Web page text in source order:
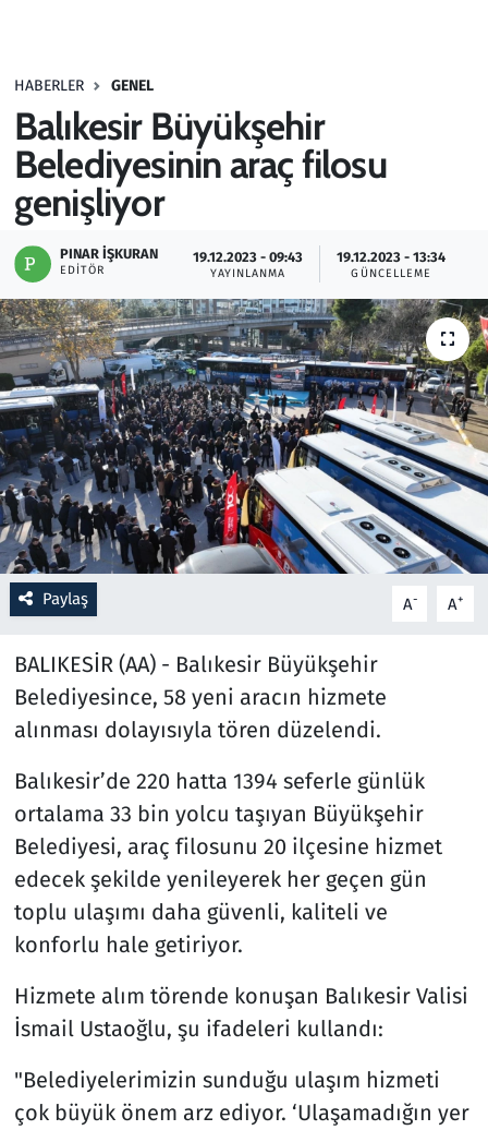
HABERLER GENEL
Balıkesir Büyükşehir
Belediyesinin araç filosu
genişliyor
PINAR İŞKURAN
EDITÖR
19.12.2023 - 09:43
YAYINLANMA
19.12.2023 - 13:34
GÜNCELLEME
Paylaş A- A+
BALIKESİR (AA) - Balıkesir Büyükşehir
Belediyesince, 58 yeni aracın hizmete
alınması dolayısıyla tören düzelendi.
Balıkesir’de 220 hatta 1394 seferle günlük
ortalama 33 bin yolcu taşıyan Büyükşehir
Belediyesi, araç filosunu 20 ilçesine hizmet
edecek şekilde yenileyerek her geçen gün
toplu ulaşımı daha güvenli, kaliteli ve
konforlu hale getiriyor.
Hizmete alım törende konuşan Balıkesir Valisi
İsmail Ustaoğlu, şu ifadeleri kullandı:
"Belediyelerimizin sunduğu ulaşım hizmeti
çok büyük önem arz ediyor. ‘Ulaşamadığın yer
Haber
Kültür Sanat
Kurumsal Haberler
Lezzet Durağı
Memur ve Kamu
Otomobil
Oyun
Ramazan
Resmi İlanlar
Rüya Tabirleri
Sağlık
Savunma Sanayi
Spor
Teknoloji ve Bilim
Televizyon